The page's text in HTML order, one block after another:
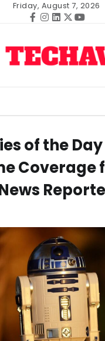
Friday, August 7, 2026
Facebook
Instagram
Linkedin
Twitter
of the
Coverage